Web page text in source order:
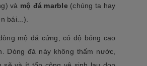
và mộ đá marble (chúng ta hay
bái...).
mộ đá cứng, có độ bóng cao
Dòng đá này không thấm nước,